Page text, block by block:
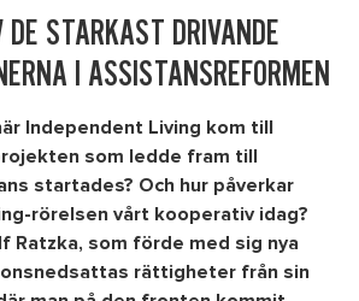
DE STARKAST DRIVANDE
I ASSISTANSREFORMEN
Independent Living kom till
som ledde fram till
startades? Och hur påverkar
rörelsen vårt kooperativ idag?
Ratzka, som förde med sig nya
rättigheter från sin